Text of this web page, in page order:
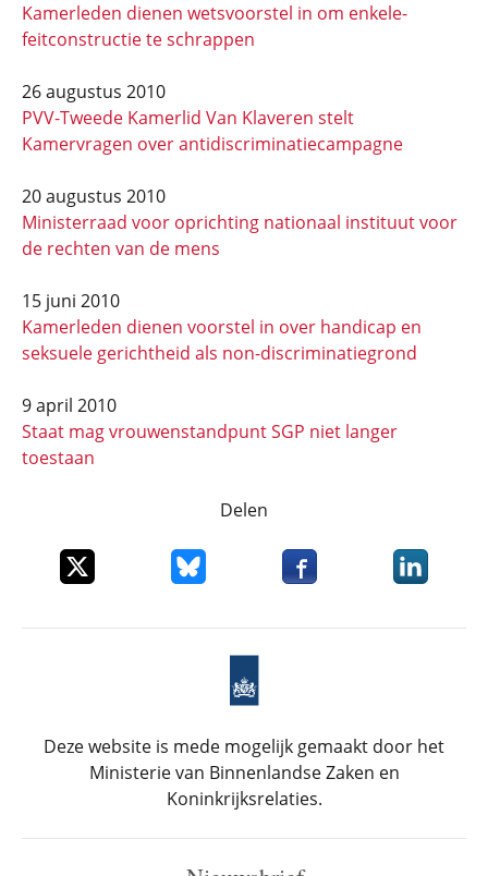
Kamerleden dienen wetsvoorstel in om enkele-
feitconstructie te schrappen
26 augustus 2010
PVV-Tweede Kamerlid Van Klaveren stelt
Kamervragen over antidiscriminatiecampagne
20 augustus 2010
Ministerraad voor oprichting nationaal instituut voor
de rechten van de mens
15 juni 2010
Kamerleden dienen voorstel in over handicap en
seksuele gerichtheid als non-discriminatiegrond
9 april 2010
Staat mag vrouwenstandpunt SGP niet langer
toestaan
Delen
Deel dit item op XDeel dit item op Bluesky
Deel dit item opDeel dit
Deze website is mede mogelijk gemaakt door het
Ministerie van Binnenlandse Zaken en
Koninkrijksrelaties.